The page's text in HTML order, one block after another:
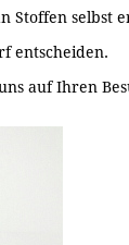
Stoffen selbst
entscheiden.
auf Ihren